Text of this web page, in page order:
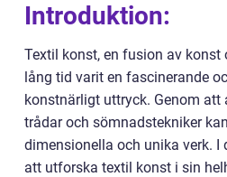
Introduktion:
Textil konst, en fusion av konst
lång tid varit en fascinerande
konstnärligt uttryck. Genom att
trådar och sömnadstekniker
dimensionella och unika verk. I
att utforska textil konst i sin